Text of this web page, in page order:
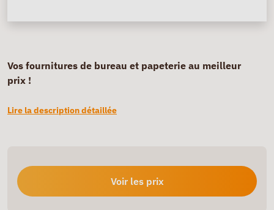
Vos fournitures de bureau et papeterie au meilleur
prix !
Lire la description détaillée
Voir les prix